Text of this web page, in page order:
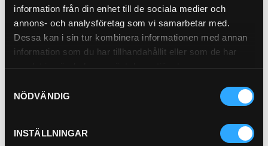
information från din enhet till de sociala medier och
annons- och analysföretag som vi samarbetar med.
Dessa kan i sin tur kombinera informationen med annan
information som du har tillhandahållit eller som de har
NÖDVÄNDIG
INSTÄLLNINGAR
Pris exkl. 321.00